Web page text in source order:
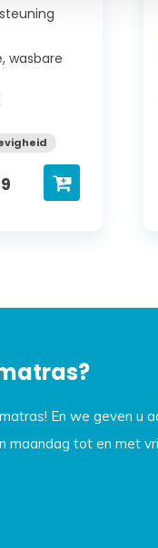
wasbare
En we geven u
maandag tot en met